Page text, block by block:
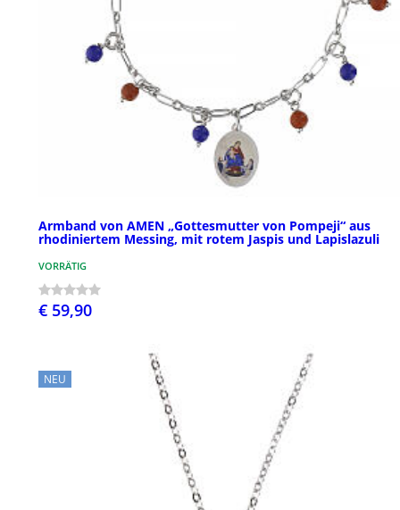
Armband von AMEN „Gottesmutter von Pompeji“ aus
rhodiniertem Messing, mit rotem Jaspis und Lapislazuli
VORRÄTIG
€ 59,90
NEU